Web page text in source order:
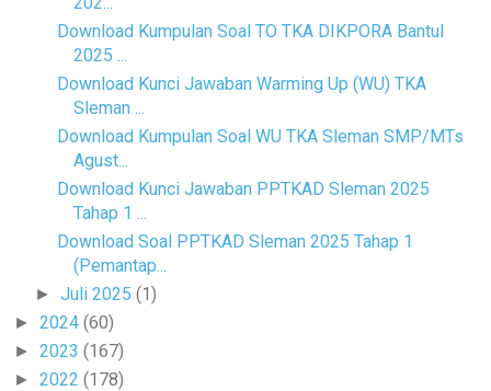
Download Kumpulan Soal TO TKA DIKPORA Bantul
2025 ...
Download Kunci Jawaban Warming Up (WU) TKA
Sleman ...
Download Kumpulan Soal WU TKA Sleman SMP/MTs
Agust...
Download Kunci Jawaban PPTKAD Sleman 2025
Tahap 1 ...
Download Soal PPTKAD Sleman 2025 Tahap 1
(Pemantap...
►Juli 2025(1)
► 2024 (60)
► 2023 (167)
► 2022 (178)